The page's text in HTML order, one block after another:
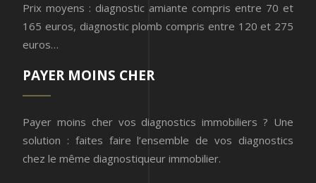
Prix moyens : diagnostic amiante compris entre 70 et
165 euros, diagnostic plomb compris entre 120 et 275
euros…
PAYER MOINS CHER
Payer moins cher vos diagnostics immobiliers ? Une
solution : faites faire l’ensemble de vos diagnostics
chez le même diagnostiqueur immobilier.